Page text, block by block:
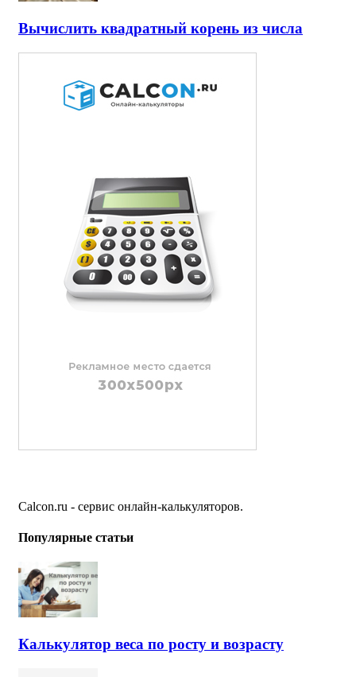
Вычислить квадратный корень из числа
Calcon.ru - сервис онлайн-калькуляторов.
Популярные статьи
Калькулятор веса по росту и возрасту